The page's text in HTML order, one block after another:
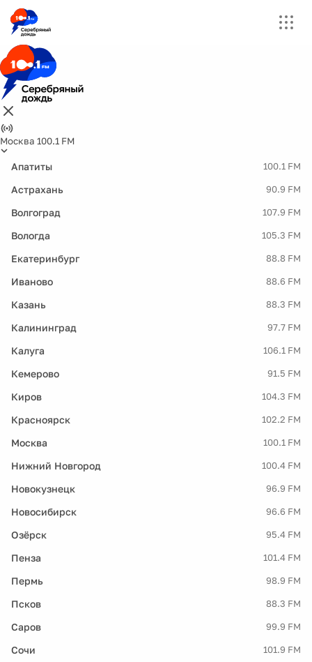
Москва 100.1 FM
Апатиты 100.1 FM
Астрахань 90.9 FM
Волгоград 107.9 FM
Вологда 105.3 FM
Екатеринбург 88.8 FM
Иваново 88.6 FM
Казань 88.3 FM
Калининград 97.7 FM
Калуга 106.1 FM
Кемерово 91.5 FM
Киров 104.3 FM
Красноярск 102.2 FM
Москва 100.1 FM
Нижний Новгород 100.4 FM
Новокузнецк 96.9 FM
Новосибирск 96.6 FM
Озёрск 95.4 FM
Пенза 101.4 FM
Пермь 98.9 FM
Псков 88.3 FM
Саров 99.9 FM
Сочи 101.9 FM